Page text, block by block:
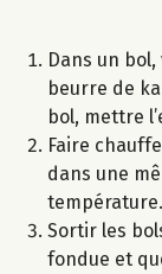
Dans un bol,
beurre de
bol, mettre
Faire
dans une
température.
Sortir les
fondue et